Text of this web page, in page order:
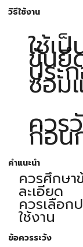
วิธีใช้งาน
ใช้เ
ขันยึ
ประ
ซ่อม
ควร
ก่อน
คำแนะนำ
ควรศึกษา
ละเอียด
ควรเลือก
ใช้งาน
ข้อควรระวัง